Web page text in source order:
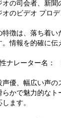
オの司会者、新
オのビデオ プロ
特徴は、落ち着い
。情報を的確に伝
ナレーター名：
声優、幅広い声の
らかで魅力的なト
ます。